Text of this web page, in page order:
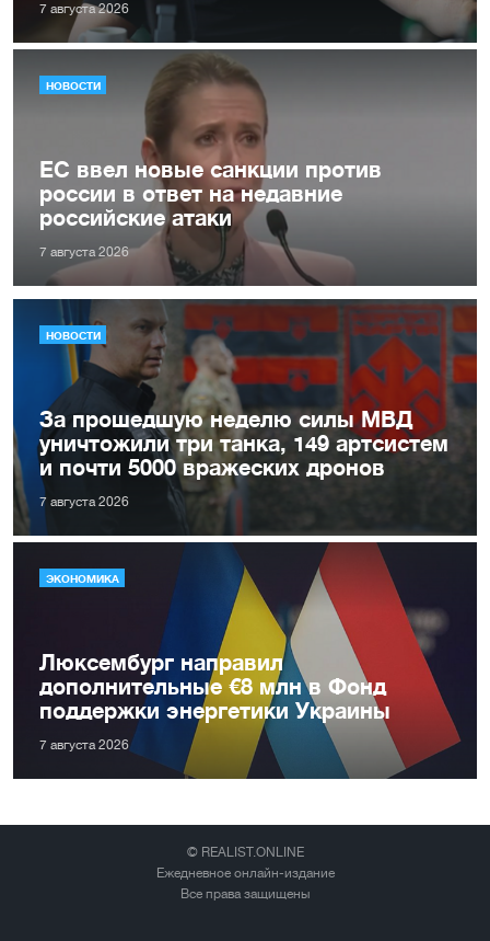
7 августа 2026
НОВОСТИ
ЕС ввел новые санкции против
россии в ответ на недавние
российские атаки
7 августа 2026
НОВОСТИ
За прошедшую неделю силы МВД
уничтожили три танка, 149 артсистем
и почти 5000 вражеских дронов
7 августа 2026
ЭКОНОМИКА
Люксембург направил
дополнительные €8 млн в Фонд
поддержки энергетики Украины
7 августа 2026
© REALIST.ONLINE
Ежедневное онлайн-издание
Все права защищены